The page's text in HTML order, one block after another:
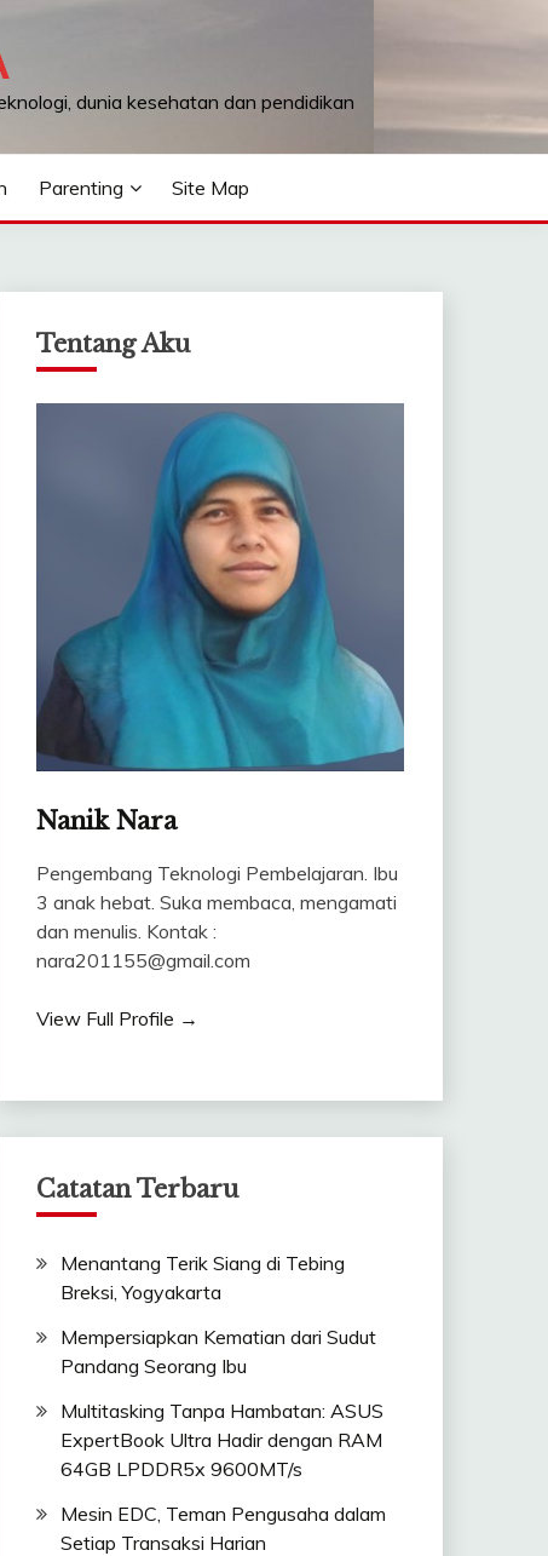
dunia kesehatan dan pendidikan
Parenting Site Map
Tentang Aku
Nanik Nara
Pengembang Teknologi Pembelajaran. Ibu
3 anak hebat. Suka membaca, mengamati
dan menulis. Kontak :
nara201155@gmail.com
View Full Profile →
Catatan Terbaru
Menantang Terik Siang di Tebing
Breksi, Yogyakarta
Mempersiapkan Kematian dari Sudut
Pandang Seorang Ibu
Multitasking Tanpa Hambatan: ASUS
ExpertBook Ultra Hadir dengan RAM
64GB LPDDR5x 9600MT/s
Mesin EDC, Teman Pengusaha dalam
Setiap Transaksi Harian